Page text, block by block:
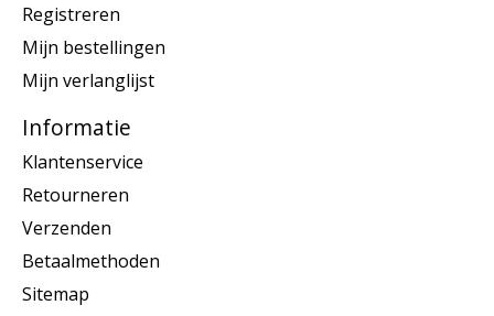
Registreren
Mijn bestellingen
Mijn verlanglijst
Informatie
Klantenservice
Retourneren
Verzenden
Betaalmethoden
Sitemap